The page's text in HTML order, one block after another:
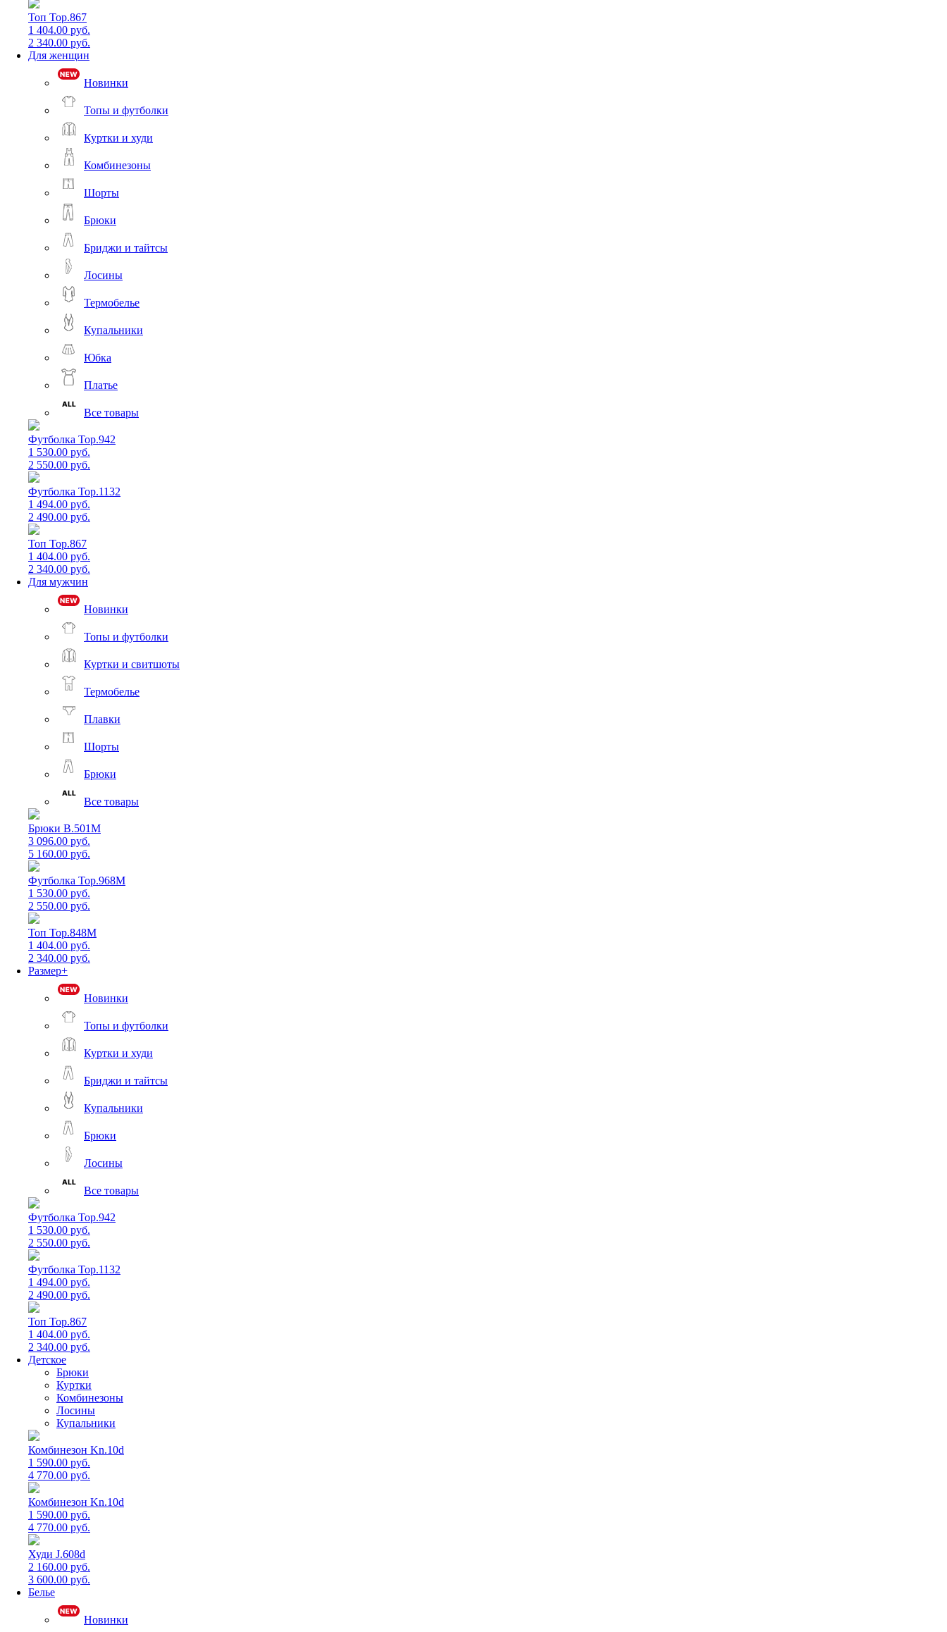
Топ Top.867
1 404.00 руб.
2 340.00 руб.
Для женщин
Новинки
Топы и футболки
Куртки и худи
Комбинезоны
Шорты
Брюки
Бриджи и тайтсы
Лосины
Термобелье
Купальники
Юбка
Платье
Все товары
Футболка Top.942
1 530.00 руб.
2 550.00 руб.
Футболка Top.1132
1 494.00 руб.
2 490.00 руб.
Топ Top.867
1 404.00 руб.
2 340.00 руб.
Для мужчин
Новинки
Топы и футболки
Куртки и свитшоты
Термобелье
Плавки
Шорты
Брюки
Все товары
Брюки B.501M
3 096.00 руб.
5 160.00 руб.
Футболка Top.968M
1 530.00 руб.
2 550.00 руб.
Топ Top.848M
1 404.00 руб.
2 340.00 руб.
Размер+
Новинки
Топы и футболки
Куртки и худи
Бриджи и тайтсы
Купальники
Брюки
Лосины
Все товары
Футболка Top.942
1 530.00 руб.
2 550.00 руб.
Футболка Top.1132
1 494.00 руб.
2 490.00 руб.
Топ Top.867
1 404.00 руб.
2 340.00 руб.
Детское
Брюки
Куртки
Комбинезоны
Лосины
Купальники
Комбинезон Kn.10d
1 590.00 руб.
4 770.00 руб.
Комбинезон Kn.10d
1 590.00 руб.
4 770.00 руб.
Худи J.608d
2 160.00 руб.
3 600.00 руб.
Белье
Новинки